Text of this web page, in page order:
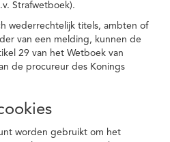
Strafwetboek).
wederrechtelijk titels, ambten of
van een melding, kunnen de
29 van het Wetboek van
de procureur des Konings
worden gebruikt om het